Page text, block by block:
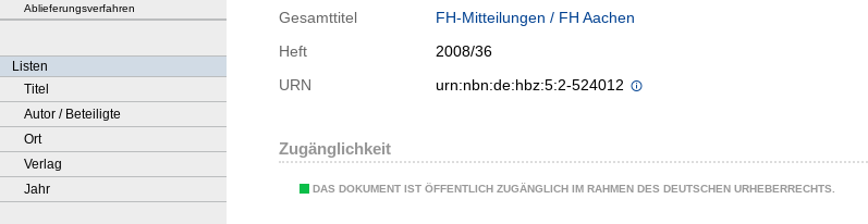
Ablieferungsverfahren
Listen
Titel
Autor / Beteiligte
Ort
Verlag
Jahr
Gesamttitel
FH-Mitteilungen / FH Aachen
Heft
2008/36
URN
urn:nbn:de:hbz:5:2-524012
Zugänglichkeit
DAS DOKUMENT IST ÖFFENTLICH ZUGÄNGLICH IM RAHMEN DES DEUTSCHEN URHEBERRECHTS.